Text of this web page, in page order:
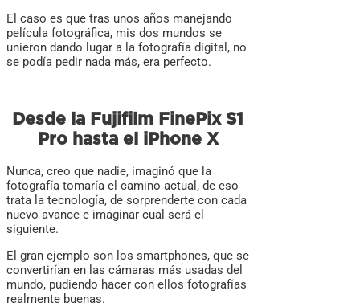
El caso es que tras unos años manejando
película fotográfica, mis dos mundos se
unieron dando lugar a la fotografía digital, no
se podía pedir nada más, era perfecto.
Desde la Fujifilm FinePix S1
Pro hasta el iPhone X
Nunca, creo que nadie, imaginó que la
fotografía tomaría el camino actual, de eso
trata la tecnología, de sorprenderte con cada
nuevo avance e imaginar cual será el
siguiente.
El gran ejemplo son los smartphones, que se
convertirían en las cámaras más usadas del
mundo, pudiendo hacer con ellos fotografías
realmente buenas.